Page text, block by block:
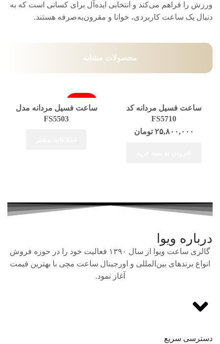
ورزش را فراهم می‌کند و انتخابی ایده‌آل برای کسانی است که به
دنبال یک ساعت کاربردی، خوانا و مقرون‌به‌صرفه هستند.
محصولات مشابه
ساعت فسیل مردانه کد
FS5710
۲۵,۸۰۰,۰۰۰ تومان
فروخته شد
ساعت فسیل مردانه مدل
FS5503
درباره ویوا
گالری ساعت ویوا از سال ۱۳۹۰ فعالیت خود را در حوزه فروش
انواع برندهای بین‌المللی و اورجینال ساعت مچی با بهترین قیمت
آغاز نمود.
دسترسی سریع